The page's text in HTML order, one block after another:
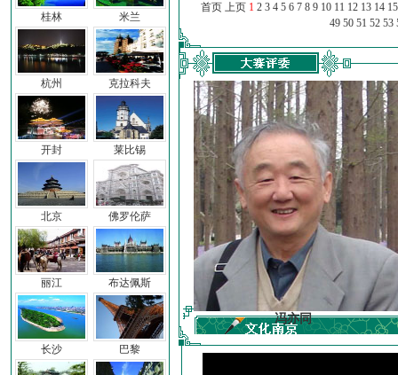
桂林
杭州
开封
北京
丽江
长沙
米兰
克拉科夫
莱比锡
佛罗伦萨
布达佩斯
巴黎
首页 上页 1 2 3 4 5 6 7 8 9 10 11 12 13 14 15
49 50 51 52 53
车前子 冯亦同